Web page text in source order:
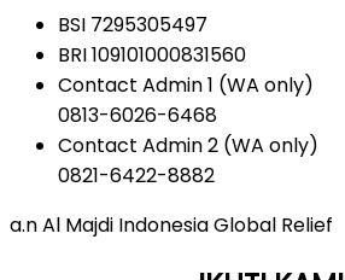
BSI 7295305497
BRI 109101000831560
Contact Admin 1 (WA only)
0813-6026-6468
Contact Admin 2 (WA only)
0821-6422-8882
a.n Al Majdi Indonesia Global Relief